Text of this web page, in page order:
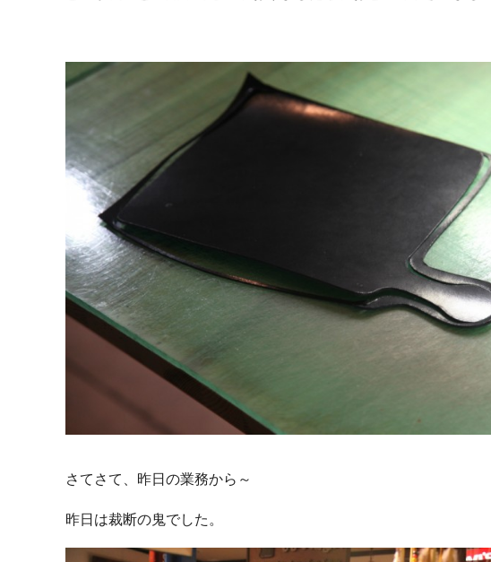
さてさて、昨日の業務から～
昨日は裁断の鬼でした。